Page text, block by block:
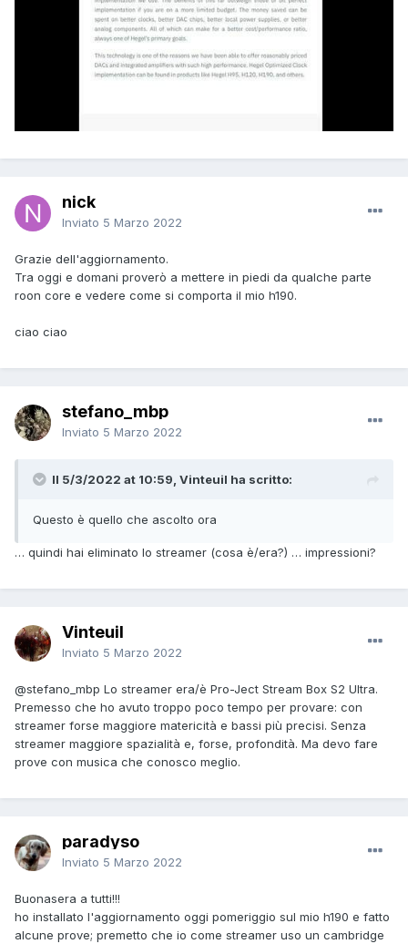
nick
Inviato 5 Marzo 2022
Grazie dell'aggiornamento.
Tra oggi e domani proverò a mettere in piedi da qualche parte
roon core e vedere come si comporta il mio h190.
ciao ciao
stefano_mbp
Inviato 5 Marzo 2022
Il 5/3/2022 at 10:59, Vinteuil ha scritto:
Questo è quello che ascolto ora
… quindi hai eliminato lo streamer (cosa è/era?) … impressioni?
Vinteuil
Inviato 5 Marzo 2022
@stefano_mbp Lo streamer era/è Pro-Ject Stream Box S2 Ultra.
Premesso che ho avuto troppo poco tempo per provare: con
streamer forse maggiore matericità e bassi più precisi. Senza
streamer maggiore spazialità e, forse, profondità. Ma devo fare
prove con musica che conosco meglio.
paradyso
Inviato 5 Marzo 2022
Buonasera a tutti!!!
ho installato l'aggiornamento oggi pomeriggio sul mio h190 e fatto
alcune prove; premetto che io come streamer uso un cambridge